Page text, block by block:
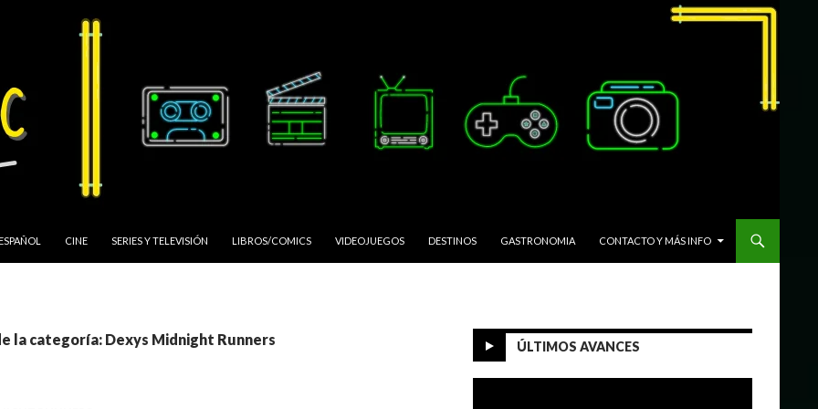
CINE SERIES Y TELEVISIÓN LIBROS/COMICS VIDEOJUEGOS DESTINOS GASTRONOMIA CONTACTO Y MÁS INFO
la categoría: Dexys Midnight Runners ÚLTIMOS AVANCES